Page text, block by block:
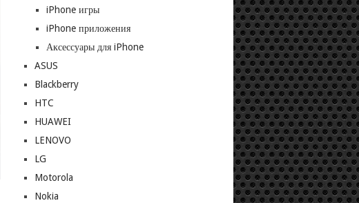
iPhone игры
iPhone приложения
Аксессуары для iPhone
ASUS
Blackberry
HTC
HUAWEI
LENOVO
LG
Motorola
Nokia